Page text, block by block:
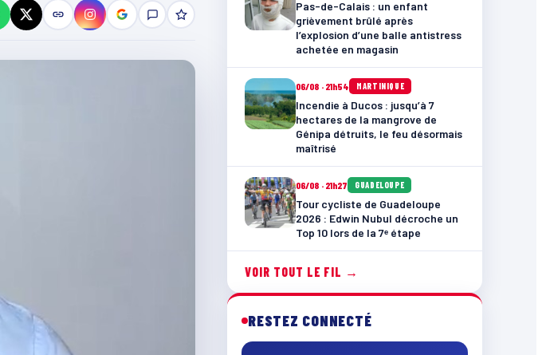
Pas-de-Calais : un enfant
grièvement brûlé après
l’explosion d’une balle antistress
achetée en magasin
06/08 · 21h54 MARTINIQUE
Incendie à Ducos : jusqu’à 7
hectares de la mangrove de
Génipa détruits, le feu désormais
maîtrisé
06/08 · 21h27 GUADELOUPE
Tour cycliste de Guadeloupe
2026 : Edwin Nubul décroche un
Top 10 lors de la 7ᵉ étape
VOIR TOUT LE FIL →
RESTEZ CONNECTÉ